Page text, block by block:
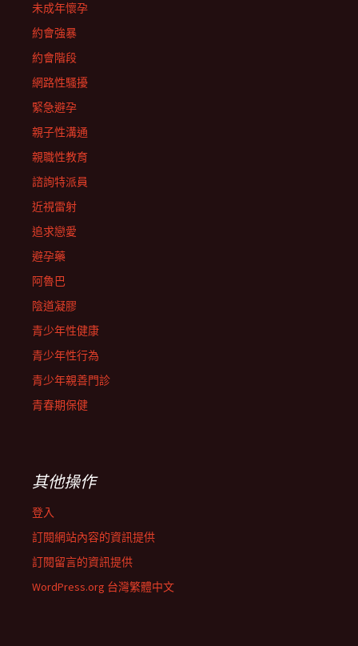
未成年懷孕
約會強暴
約會階段
網路性騷擾
緊急避孕
親子性溝通
親職性教育
諮詢特派員
近視雷射
追求戀愛
避孕藥
阿魯巴
陰道凝膠
青少年性健康
青少年性行為
青少年親善門診
青春期保健
其他操作
登入
訂閱網站內容的資訊提供
訂閱留言的資訊提供
WordPress.org 台灣繁體中文